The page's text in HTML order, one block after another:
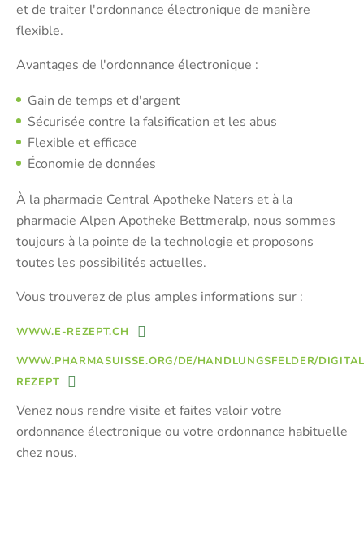
et de traiter l'ordonnance électronique de manière
flexible.
Avantages de l'ordonnance électronique :
Gain de temps et d'argent
Sécurisée contre la falsification et les abus
Flexible et efficace
Économie de données
À la pharmacie Central Apotheke Naters et à la
pharmacie Alpen Apotheke Bettmeralp, nous sommes
toujours à la pointe de la technologie et proposons
toutes les possibilités actuelles.
Vous trouverez de plus amples informations sur :
WWW.E-REZEPT.CH
WWW.PHARMASUISSE.ORG/DE/HANDLUNGSFELDER/
REZEPT
Venez nous rendre visite et faites valoir votre
ordonnance électronique ou votre ordonnance habituelle
chez nous.